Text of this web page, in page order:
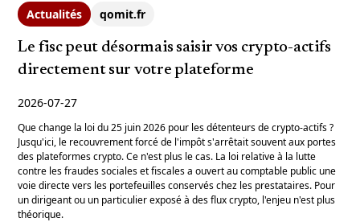
Actualités qomit.fr
Le fisc peut désormais saisir vos crypto-actifs
directement sur votre plateforme
2026-07-27
Que change la loi du 25 juin 2026 pour les détenteurs de crypto-actifs ?
Jusqu'ici, le recouvrement forcé de l'impôt s'arrêtait souvent aux portes
des plateformes crypto. Ce n'est plus le cas. La loi relative à la lutte
contre les fraudes sociales et fiscales a ouvert au comptable public une
voie directe vers les portefeuilles conservés chez les prestataires. Pour
un dirigeant ou un particulier exposé à des flux crypto, l'enjeu n'est plus
théorique.